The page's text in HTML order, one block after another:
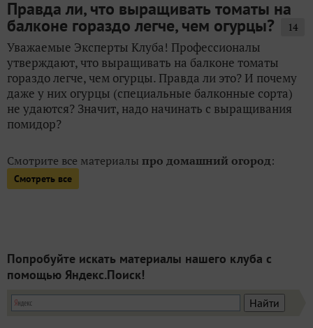
Правда ли, что выращивать томаты на
балконе гораздо легче, чем огурцы? 14
Уважаемые Эксперты Клуба! Профессионалы
утверждают, что выращивать на балконе томаты
гораздо легче, чем огурцы. Правда ли это? И почему
даже у них огурцы (специальные балконные сорта)
не удаются? Значит, надо начинать с выращивания
помидор?
Смотрите все материалы про домашний огород:
Смотреть все
Попробуйте искать материалы нашего клуба с
помощью Яндекс.Поиск!